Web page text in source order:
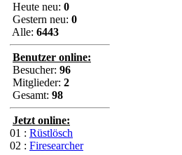
Heute neu: 0
Gestern neu: 0
Alle: 6443
Benutzer online:
Besucher: 96
Mitglieder: 2
Gesamt: 98
Jetzt online:
01 : Rüstlösch
02 : Firesearcher